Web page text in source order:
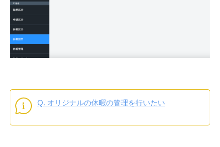
Q. オリジナルの休暇の管理を行いたい